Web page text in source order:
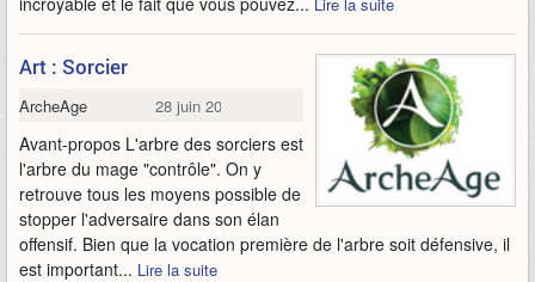
Art : Sorcier
ArcheAge 28 juin 2013
Avant-propos L'arbre des sorciers est
l'arbre du mage "contrôle". On y
retrouve tous les moyens possible de
stopper l'adversaire dans son élan
offensif. Bien que la vocation première de l'arbre soit défensive, il
est important... Lire la suite